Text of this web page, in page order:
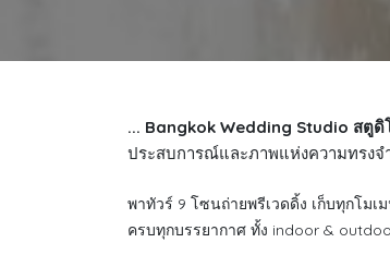
... Bangkok Wedding Studio สตูดิ
ประสบการณ์และภาพแห่งความทรงจ
พาทัวร์ 9 โซนถ่ายพรีเวดดิ้ง เก็บทุกโม
ครบทุกบรรยากาศ ทั้ง indoor &